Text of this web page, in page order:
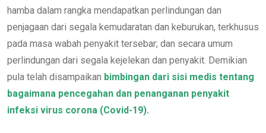
hamba dalam rangka mendapatkan perlindungan dan
penjagaan dari segala kemudaratan dan keburukan, terkhusus
pada masa wabah penyakit tersebar; dan secara umum
perlindungan dari segala kejelekan dan penyakit. Demikian
pula telah disampaikan bimbingan dari sisi medis tentang
bagaimana pencegahan dan penanganan penyakit
infeksi virus corona (Covid-19).